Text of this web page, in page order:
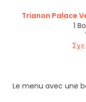
Trianon Palace
1
Le menu avec une